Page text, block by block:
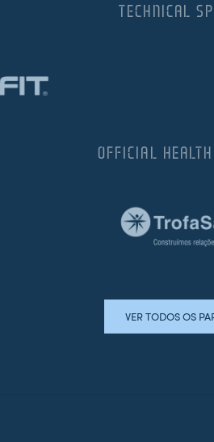
TECHNICAL
OFFICIAL
VER TODOS OS